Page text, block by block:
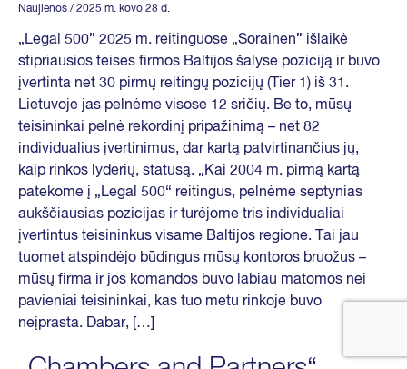
Naujienos / 2025 m. kovo 28 d.
„Legal 500” 2025 m. reitinguose „Sorainen” išlaikė
stipriausios teisės firmos Baltijos šalyse poziciją ir buvo
įvertinta net 30 pirmų reitingų pozicijų (Tier 1) iš 31.
Lietuvoje jas pelnėme visose 12 sričių. Be to, mūsų
teisininkai pelnė rekordinį pripažinimą – net 82
individualius įvertinimus, dar kartą patvirtinančius jų,
kaip rinkos lyderių, statusą. „Kai 2004 m. pirmą kartą
patekome į „Legal 500“ reitingus, pelnėme septynias
aukščiausias pozicijas ir turėjome tris individualiai
įvertintus teisininkus visame Baltijos regione. Tai jau
tuomet atspindėjo būdingus mūsų kontoros bruožus –
mūsų firma ir jos komandos buvo labiau matomos nei
pavieniai teisininkai, kas tuo metu rinkoje buvo
neįprasta. Dabar, […]